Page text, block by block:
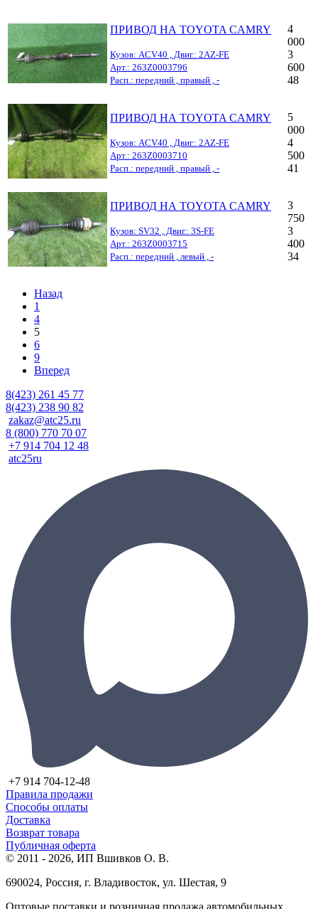
ПРИВОД НА TOYOTA CAMRY
Кузов: ACV40 , Двиг.: 2AZ-FE
Арт.: 263Z0003796
Расп.: передний , правый , -
4
000
3
600
48
ПРИВОД НА TOYOTA CAMRY
Кузов: ACV40 , Двиг.: 2AZ-FE
Арт.: 263Z0003710
Расп.: передний , правый , -
5
000
4
500
41
ПРИВОД НА TOYOTA CAMRY
Кузов: SV32 , Двиг.: 3S-FE
Арт.: 263Z0003715
Расп.: передний , левый , -
3
750
3
400
34
Назад
1
4
5
6
9
Вперед
8(423) 261 45 77
8(423) 238 90 82
zakaz@atc25.ru
8 (800) 770 70 07
+7 914 704 12 48
atc25ru
+7 914 704-12-48
Правила продажи
Способы оплаты
Доставка
Возврат товара
Публичная оферта
© 2011 - 2026, ИП Вшивков О. В.
690024, Россия, г. Владивосток, ул. Шестая, 9
Оптовые поставки и розничная продажа автомобильных